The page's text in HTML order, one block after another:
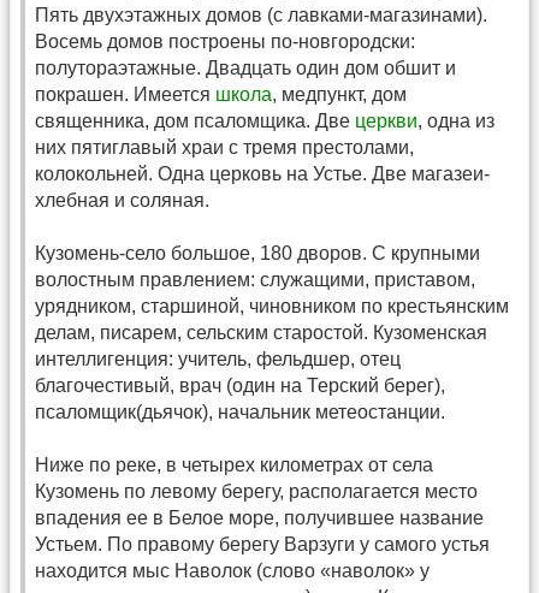
Пять двухэтажных домов (с лавками-магазинами).
Восемь домов построены по-новгородски:
полутораэтажные. Двадцать один дом обшит и
покрашен. Имеется школа, медпункт, дом
священника, дом псаломщика. Две церкви, одна из
них пятиглавый храи с тремя престолами,
колокольней. Одна церковь на Устье. Две магазеи-
хлебная и соляная.
Кузомень-село большое, 180 дворов. С крупными
волостным правлением: служащими, приставом,
урядником, старшиной, чиновником по крестьянским
делам, писарем, сельским старостой. Кузоменская
интеллигенция: учитель, фельдшер, отец
благочестивый, врач (один на Терский берег),
псаломщик(дьячок), начальник метеостанции.
Ниже по реке, в четырех километрах от села
Кузомень по левому берегу, располагается место
впадения ее в Белое море, получившее название
Устьем. По правому берегу Варзуги у самого устья
находится мыс Наволок (слово «наволок» у